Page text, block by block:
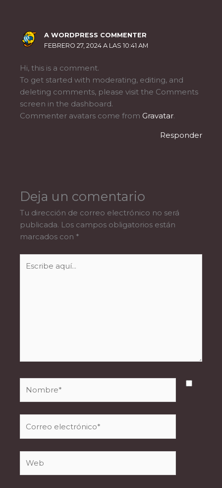
A WORDPRESS COMMENTER
FEBRERO 27, 2024 A LAS 10:41 AM
Hi, this is a comment.
To get started with moderating, editing, and
deleting comments, please visit the Comments
screen in the dashboard.
Commenter avatars come from Gravatar.
Responder
Deja un comentario
Tu dirección de correo electrónico no será
publicada. Los campos obligatorios están
marcados con *
aquí...
electrónico*